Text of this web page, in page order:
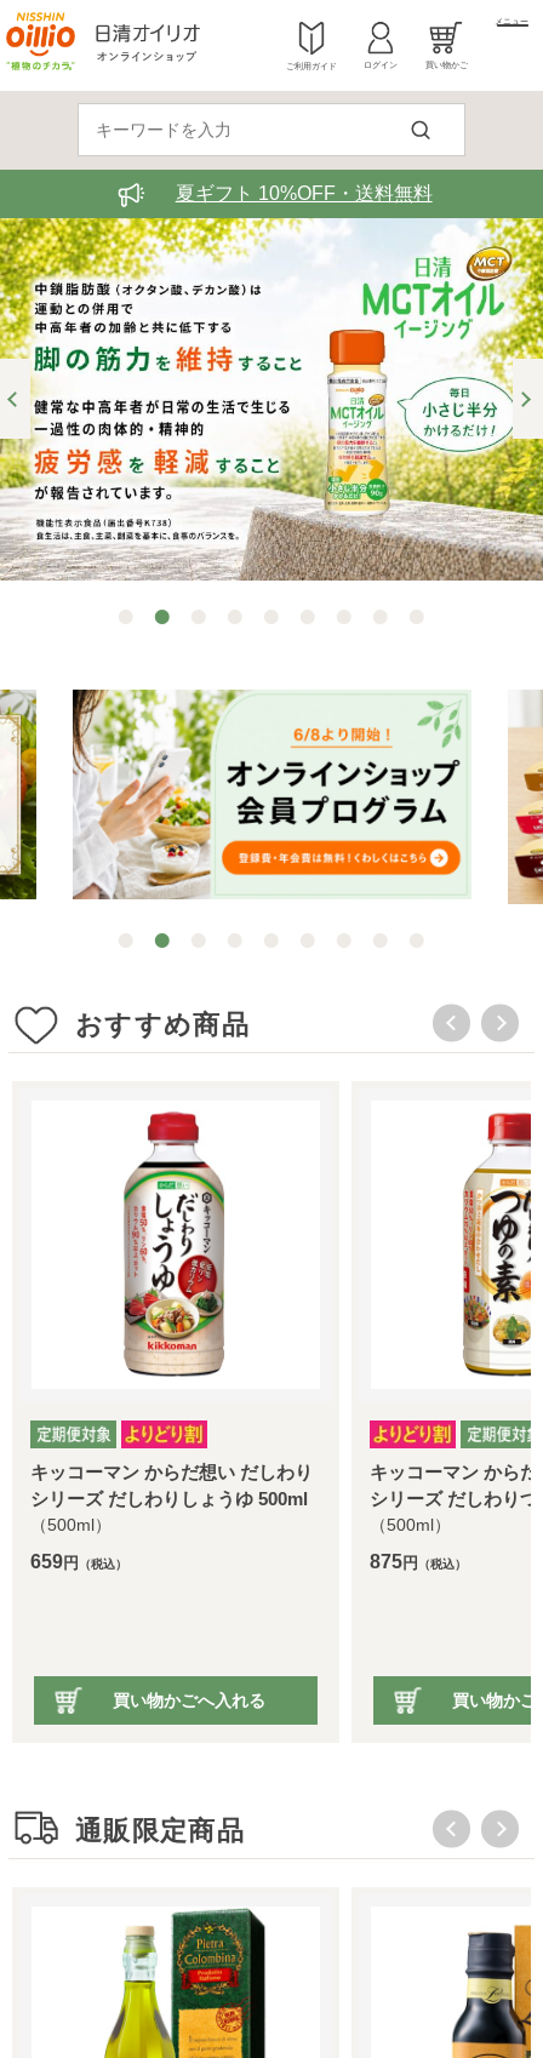
ご利用ガイド ログイン 買い物かご
メニュー
夏ギフト 10%OFF・送料無料
おすすめ商品
だ想い だしわり
しょうゆ 500ml
へ入れる
キッコーマン からだ想い だしわり
シリーズ だしわりつゆの素 500ml
買い物かごへ入れる
通販限定商品